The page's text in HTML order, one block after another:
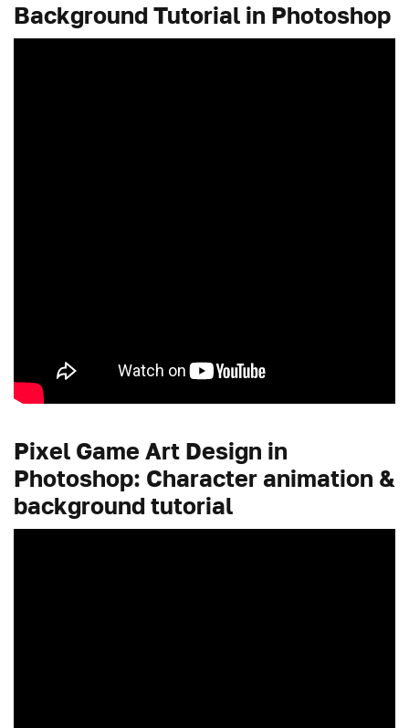
Background Tutorial in Photoshop
Pixel Game Art Design in
Photoshop: Character animation &
background tutorial